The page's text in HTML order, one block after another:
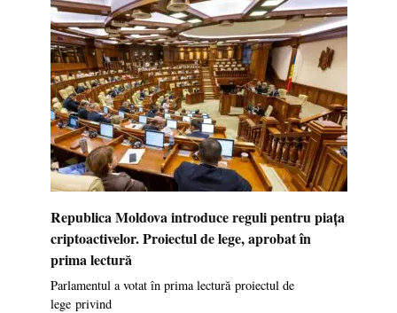
Republica Moldova introduce reguli pentru piața
criptoactivelor. Proiectul de lege, aprobat în
prima lectură
Parlamentul a votat în prima lectură proiectul de
lege privind